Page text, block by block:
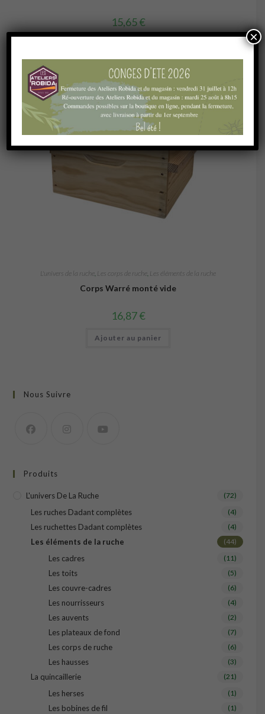
15,65€
L'univers de la ruche Les corps de ruche Les éléments de la ruche
Corps Warré monté vide
16,87€
Ajouter au panier
Nous Suivre
Produits
L'univers De La Ruche (72)
Les ruches Dadant complètes (4)
Les ruchettes Dadant complètes (4)
Les éléments de la ruche (44)
Les cadres (11)
Les toits (5)
Les couvre-cadres (6)
Les nourrisseurs (4)
Les auvents (2)
Les plateaux de fond (7)
Les corps de ruche (6)
Les hausses (3)
La quincaillerie (21)
Les herses (1)
Les bobines de fil (1)
×